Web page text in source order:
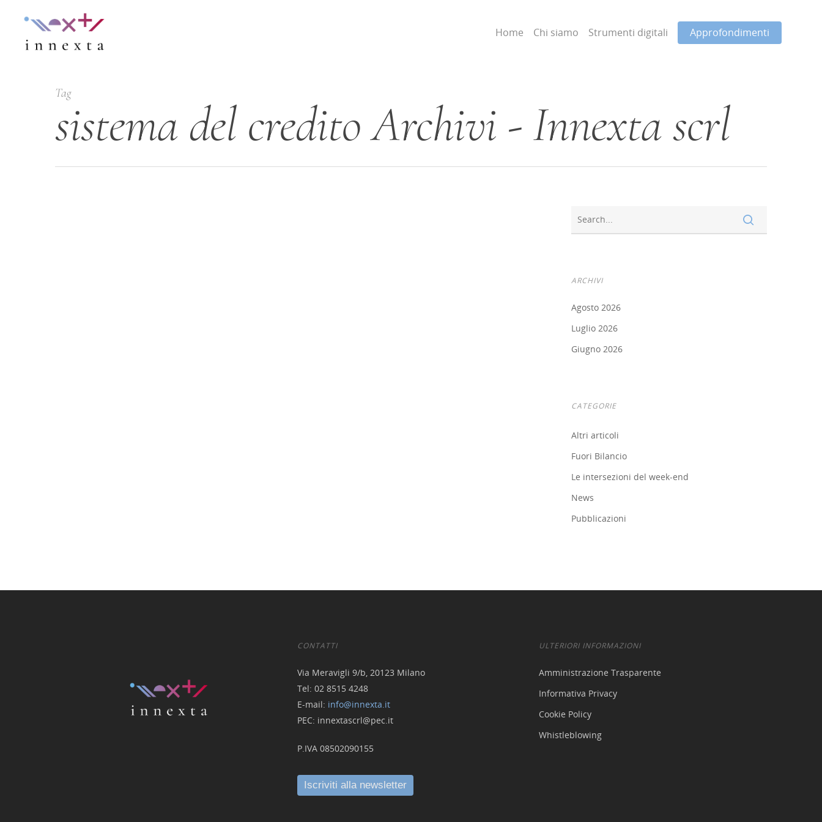
Home Chi siamo Strumenti digitali Approfondimenti
Tag
sistema del credito Archivi - Innexta scrl
ARCHIVI
Agosto 2026
Luglio 2026
Giugno 2026
CATEGORIE
Altri articoli
Fuori Bilancio
Le intersezioni del week-end
News
Pubblicazioni
CONTATTI
Via Meravigli 9/b, 20123 Milano
Tel: 02 8515 4248
E-mail: info@innexta.it
PEC: innextascrl@pec.it
P.IVA 08502090155
ULTERIORI INFORMAZIONI
Amministrazione Trasparente
Informativa Privacy
Cookie Policy
Whistleblowing